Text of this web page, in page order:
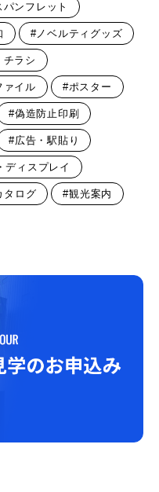
ンフレット
#ノベルティグッズ
チラシ
ァイル #ポスター
#偽造防止印刷
#広告・駅貼り
ディスプレイ
タログ #観光案内